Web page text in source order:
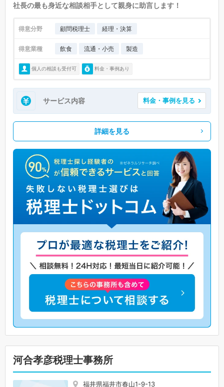
社長の最も身近な相談相手として親身に助言します！
得意分野 顧問税理士 経理・決算
得意業種 飲食 流通・小売 製造
個人の相談も受付可 料金・事例あり
サービス内容 料金・事例を見る
詳細を見る
河合孝彦税理士事務所
福井県福井市春山1-9-13